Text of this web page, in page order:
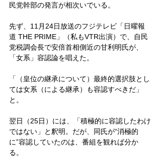
民党幹部の発言が相次いでいる。
先ず、11月24日放送のフジテレビ「日曜報
道 THE PRIME」（私もVTR出演）で、自民
党税調会長で安倍首相側近の甘利明氏が、
「女系」容認論を唱えた。
「（皇位の継承について）最終的選択肢とし
ては女系（による継承）も容認すべきだ」
と。
翌日（25日）には、「積極的に容認したわけ
ではない」と釈明。だが、同氏が“消極的
に”容認していたのは、番組を観れば分か
る。